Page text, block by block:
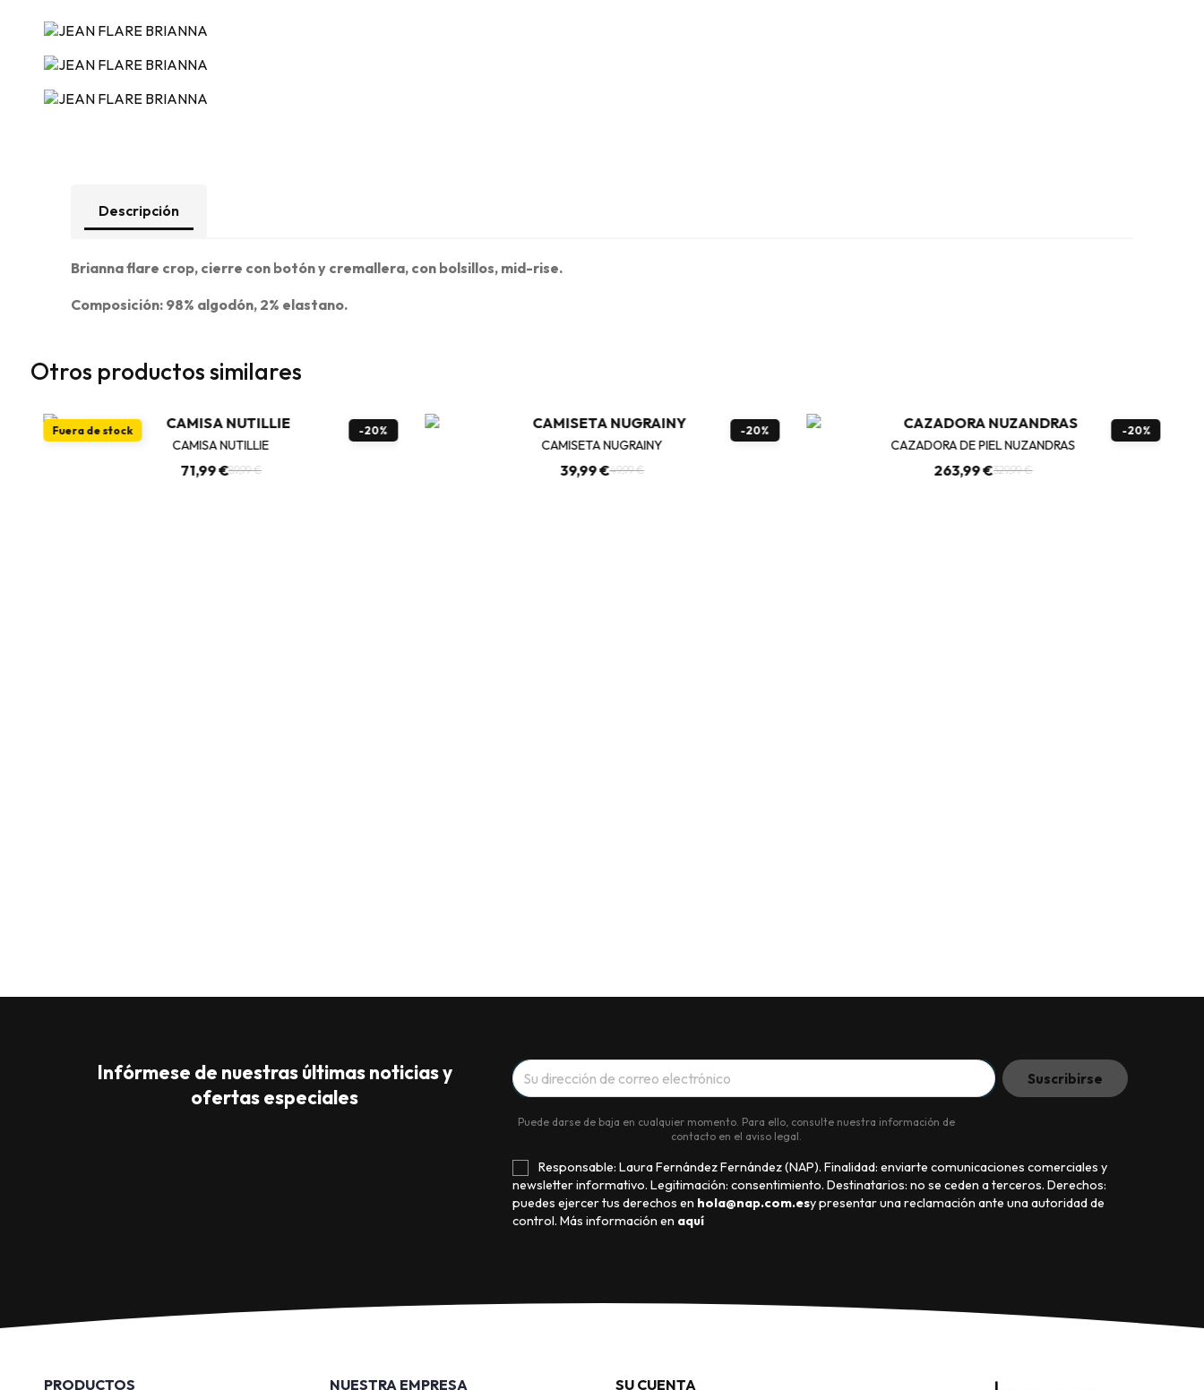
Descripción
Brianna flare crop, cierre con botón y cremallera, con bolsillos, mid-rise.
Composición: 98% algodón, 2% elastano.
otros productos similares
CAMISA NUTILLIE
89,99 €
71,99 €
-20%
Fuera de stock
CAMISETA NUGRAINY
49,99 €
39,99 €
-20%
CAZADORA DE PIEL NUZANDRAS
329,99 €
263,99 €
-20%
Infórmese de nuestras últimas noticias y
ofertas especiales
Puede darse de baja en cualquier momento. Para ello, consulte nuestra información de
contacto en el aviso legal.
Responsable: Laura Fernández Fernández (NAP). Finalidad: enviarte comunicaciones comerciales y
newsletter informativo. Legitimación: consentimiento. Destinatarios: no se ceden a terceros. Derechos:
puedes ejercer tus derechos en hola@nap.com.esy presentar una reclamación ante una autoridad de
control. Más información en aquí
PRODUCTOS NUESTRA EMPRESA SU CUENTA